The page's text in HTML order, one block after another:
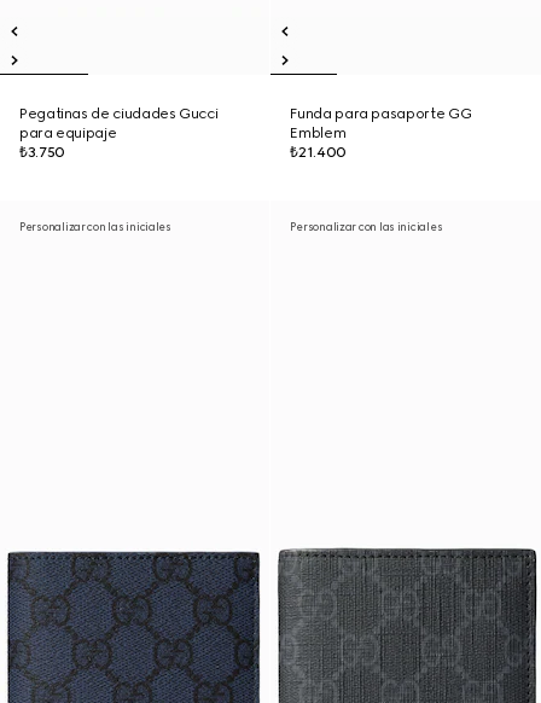
Pegatinas de ciudades Gucci
para equipaje
₺3.750
Funda para pasaporte GG
Emblem
₺21.400
Personalizar con las iniciales Personalizar con las iniciales